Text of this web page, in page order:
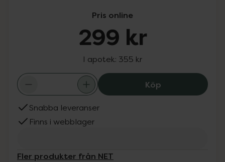
Pris online
299 kr
I apotek: 355 kr
KöpMinoxidil NET
Snabba leveranser
Finns i webblager
Fler produkter från NET